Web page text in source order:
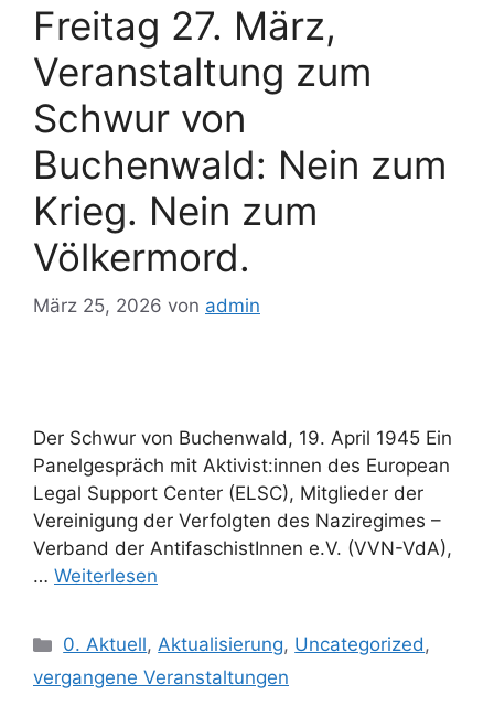
Freitag 27. März,
Veranstaltung zum
Schwur von
Buchenwald: Nein zum
Krieg. Nein zum
Völkermord.
März 25, 2026 von admin
Der Schwur von Buchenwald, 19. April 1945 Ein
Panelgespräch mit Aktivist:innen des European
Legal Support Center (ELSC), Mitglieder der
Vereinigung der Verfolgten des Naziregimes –
Verband der AntifaschistInnen e.V. (VVN-VdA),
… Weiterlesen
Kategorien
0. Aktuell,Aktualisierung, Uncategorized,
vergangene Veranstaltungen